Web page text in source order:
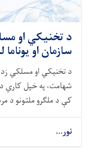
د تخنیکي او
سازمان او
د تخنیکي او مسلکي
کې د ملګرو ملتونو د
نور...